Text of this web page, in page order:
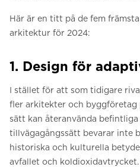
Här är en titt på de fem
arkitektur för 2024:
1. Design för
I stället för att som tidigare
fler arkitekter och byggföretag
sätt kan återanvända
tillvägagångssätt bevarar inte
historiska och kulturella
avfallet och